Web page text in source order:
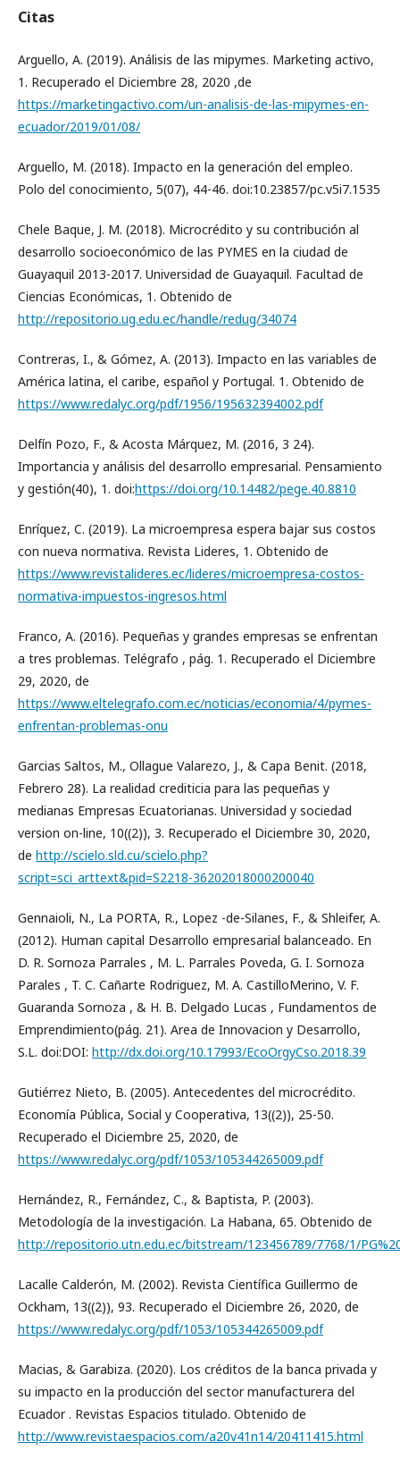
Citas
Arguello, A. (2019). Análisis de las mipymes. Marketing activo,
1. Recuperado el Diciembre 28, 2020 ,de
https://marketingactivo.com/un-analisis-de-las-mipymes-en-
ecuador/2019/01/08/
Arguello, M. (2018). Impacto en la generación del empleo.
Polo del conocimiento, 5(07), 44-46. doi:10.23857/pc.v5i7.1535
Chele Baque, J. M. (2018). Microcrédito y su contribución al
desarrollo socioeconómico de las PYMES en la ciudad de
Guayaquil 2013-2017. Universidad de Guayaquil. Facultad de
Ciencias Económicas, 1. Obtenido de
http://repositorio.ug.edu.ec/handle/redug/34074
Contreras, I., & Gómez, A. (2013). Impacto en las variables de
América latina, el caribe, español y Portugal. 1. Obtenido de
https://www.redalyc.org/pdf/1956/195632394002.pdf
Delfín Pozo, F., & Acosta Márquez, M. (2016, 3 24).
Importancia y análisis del desarrollo empresarial. Pensamiento
y gestión(40), 1. doi:https://doi.org/10.14482/pege.40.8810
Enríquez, C. (2019). La microempresa espera bajar sus costos
con nueva normativa. Revista Lideres, 1. Obtenido de
https://www.revistalideres.ec/lideres/microempresa-costos-
normativa-impuestos-ingresos.html
Franco, A. (2016). Pequeñas y grandes empresas se enfrentan
a tres problemas. Telégrafo , pág. 1. Recuperado el Diciembre
29, 2020, de
https://www.eltelegrafo.com.ec/noticias/economia/4/pymes-
enfrentan-problemas-onu
Garcias Saltos, M., Ollague Valarezo, J., & Capa Benit. (2018,
Febrero 28). La realidad crediticia para las pequeñas y
medianas Empresas Ecuatorianas. Universidad y sociedad
version on-line, 10((2)), 3. Recuperado el Diciembre 30, 2020,
de http://scielo.sld.cu/scielo.php?
script=sci_arttext&pid=S2218-36202018000200040
Gennaioli, N., La PORTA, R., Lopez -de-Silanes, F., & Shleifer, A.
(2012). Human capital Desarrollo empresarial balanceado. En
D. R. Sornoza Parrales , M. L. Parrales Poveda, G. I. Sornoza
Parales , T. C. Cañarte Rodriguez, M. A. CastilloMerino, V. F.
Guaranda Sornoza , & H. B. Delgado Lucas , Fundamentos de
Emprendimiento(pág. 21). Area de Innovacion y Desarrollo,
S.L. doi:DOI: http://dx.doi.org/10.17993/EcoOrgyCso.2018.39
Gutiérrez Nieto, B. (2005). Antecedentes del microcrédito.
Economía Pública, Social y Cooperativa, 13((2)), 25-50.
Recuperado el Diciembre 25, 2020, de
https://www.redalyc.org/pdf/1053/105344265009.pdf
Hernández, R., Fernández, C., & Baptista, P. (2003).
Metodología de la investigación. La Habana, 65. Obtenido de
http://repositorio.utn.edu.ec/bitstream/123456789/7768/1/
Lacalle Calderón, M. (2002). Revista Científica Guillermo de
Ockham, 13((2)), 93. Recuperado el Diciembre 26, 2020, de
https://www.redalyc.org/pdf/1053/105344265009.pdf
Macias, & Garabiza. (2020). Los créditos de la banca privada y
su impacto en la producción del sector manufacturera del
Ecuador . Revistas Espacios titulado. Obtenido de
http://www.revistaespacios.com/a20v41n14/20411415.html